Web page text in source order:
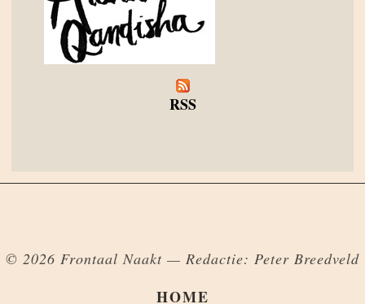
RSS
© 2026 Frontaal Naakt — Redactie: Peter Breedveld
HOME